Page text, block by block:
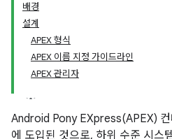
배경
설계
APEX 형식
APEX 이름 지정 가이드라인
APEX 관리자
Android Pony EXpress(APEX)
에 도입된 것으로, 하위 수준 시스